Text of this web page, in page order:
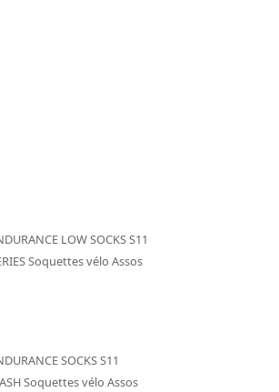
LOW SOCKS S11
Soquettes vélo Assos
SOCKS S11
Soquettes vélo Assos